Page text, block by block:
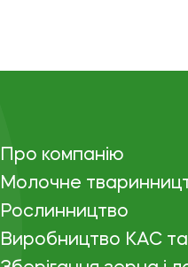
Про компанію
Молочне
Рослинництво
Виробництво КАС